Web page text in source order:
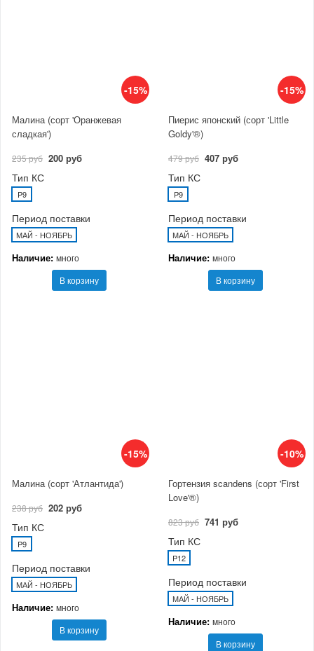
-15%
Малина (сорт 'Оранжевая
сладкая')
235 руб 200 руб
Тип КС
P9
Период поставки
МАЙ - НОЯБРЬ
Наличие: много
В корзину
-15%
Пиерис японский (сорт 'Little
Goldy'®)
479 руб 407 руб
Тип КС
P9
Период поставки
МАЙ - НОЯБРЬ
Наличие: много
В корзину
-15%
Малина (сорт 'Атлантида')
238 руб 202 руб
Тип КС
P9
Период поставки
МАЙ - НОЯБРЬ
Наличие: много
В корзину
-10%
Гортензия scandens (сорт 'First
Love'®)
823 руб 741 руб
Тип КС
P12
Период поставки
МАЙ - НОЯБРЬ
Наличие: много
В корзину